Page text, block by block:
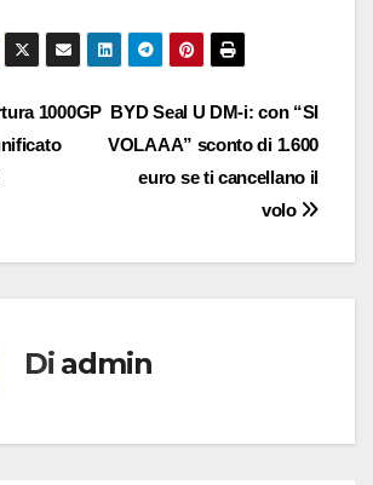
BYD Seal U DM-i: con “SI
VOLAAA” sconto di 1.600
euro se ti cancellano il
volo
1000GP
Di admin